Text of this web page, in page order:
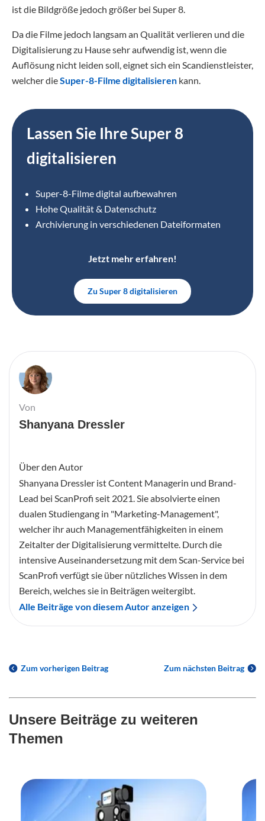
ist die Bildgröße jedoch größer bei Super 8.
Da die Filme jedoch langsam an Qualität verlieren und die
Digitalisierung zu Hause sehr aufwendig ist, wenn die
Auflösung nicht leiden soll, eignet sich ein Scandienstleister,
welcher dieSuper-8-Filme digitalisieren kann.
Lassen Sie Ihre Super 8
digitalisieren
Super-8-Filme digital aufbewahren
Hohe Qualität & Datenschutz
Archivierung in verschiedenen Dateiformaten
Jetzt mehr erfahren!
Zu Super 8 digitalisieren
Von
Shanyana Dressler
Über den Autor
Shanyana Dressler ist Content Managerin und Brand-
Lead bei ScanProfi seit 2021. Sie absolvierte einen
dualen Studiengang in "Marketing-Management",
welcher ihr auch Managementfähigkeiten in einem
Zeitalter der Digitalisierung vermittelte. Durch die
intensive Auseinandersetzung mit dem Scan-Service bei
ScanProfi verfügt sie über nützliches Wissen in dem
Bereich, welches sie in Beiträgen weitergibt.
Alle Beiträge von diesem Autor anzeigen
Zum vorherigen Beitrag Zum nächsten Beitrag
Unsere Beiträge zu weiteren
Themen